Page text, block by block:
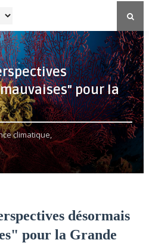
pour la
climatique,
désormais
pour la Grande